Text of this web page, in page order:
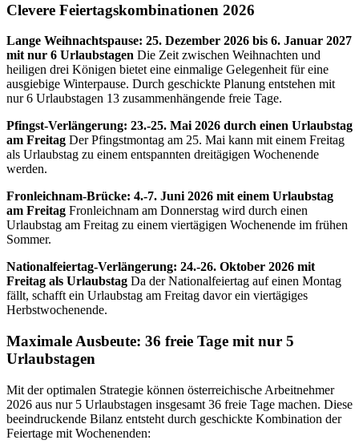
Clevere Feiertagskombinationen 2026
Lange Weihnachtspause: 25. Dezember 2026 bis 6. Januar 2027
mit nur 6 Urlaubstagen Die Zeit zwischen Weihnachten und
heiligen drei Königen bietet eine einmalige Gelegenheit für eine
ausgiebige Winterpause. Durch geschickte Planung entstehen mit
nur 6 Urlaubstagen 13 zusammenhängende freie Tage.
Pfingst-Verlängerung: 23.-25. Mai 2026 durch einen Urlaubstag
am Freitag Der Pfingstmontag am 25. Mai kann mit einem Freitag
als Urlaubstag zu einem entspannten dreitägigen Wochenende
werden.
Fronleichnam-Brücke: 4.-7. Juni 2026 mit einem Urlaubstag
am Freitag Fronleichnam am Donnerstag wird durch einen
Urlaubstag am Freitag zu einem viertägigen Wochenende im frühen
Sommer.
Nationalfeiertag-Verlängerung: 24.-26. Oktober 2026 mit
Freitag als Urlaubstag Da der Nationalfeiertag auf einen Montag
fällt, schafft ein Urlaubstag am Freitag davor ein viertägiges
Herbstwochenende.
Maximale Ausbeute: 36 freie Tage mit nur 5
Urlaubstagen
Mit der optimalen Strategie können österreichische Arbeitnehmer
2026 aus nur 5 Urlaubstagen insgesamt 36 freie Tage machen. Diese
beeindruckende Bilanz entsteht durch geschickte Kombination der
Feiertage mit Wochenenden: